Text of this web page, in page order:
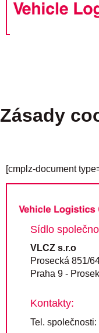
Zásady
[cmplz-document
Sídlo
VLCZ s.r.o
Prosecká 851/
Praha 9 -
Kontakty:
Tel. společnosti: